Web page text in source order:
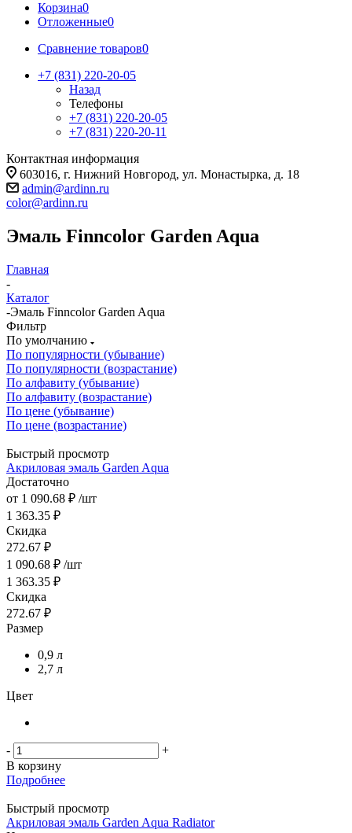
Корзина0
Отложенные0
Сравнение товаров0
+7 (831) 220-20-05
Назад
Телефоны
+7 (831) 220-20-05
+7 (831) 220-20-11
Контактная информация
603016, г. Нижний Новгород, ул. Монастырка, д. 18
admin@ardinn.ru
color@ardinn.ru
Эмаль Finncolor Garden Aqua
Главная
-
Каталог
-Эмаль Finncolor Garden Aqua
Фильтр
По умолчанию
По популярности (убывание)
По популярности (возрастание)
По алфавиту (убывание)
По алфавиту (возрастание)
По цене (убывание)
По цене (возрастание)
Быстрый просмотр
Акриловая эмаль Garden Aqua
Достаточно
от 1 090.68 ₽ /шт
1 363.35 ₽
Скидка
272.67 ₽
1 090.68 ₽ /шт
1 363.35 ₽
Скидка
272.67 ₽
Размер
0,9 л
2,7 л
Цвет
-
+
В корзину
Подробнее
Быстрый просмотр
Акриловая эмаль Garden Aqua Radiator